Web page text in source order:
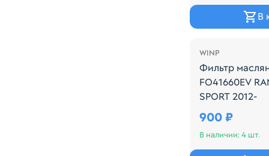
В
WINP
Фильтр
FO41660EV
SPORT 2012-
900 ₽
В наличии: 4 шт.